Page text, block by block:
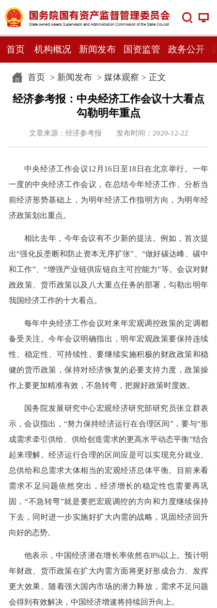
首页 机构概况 新闻发布 国资监管 政务公开
首页> 新闻发布> 媒体观察 > 正文
经济参考报：中央经济工作会议十大看点
勾勒明年重点
文章来源：经济参考报 发布时间：2020-12-22
中央经济工作会议12月16日至18日在北京举行。一年
一度的中央经济工作会议，在总结今年经济工作、分析当
前经济形势基础上，为明年经济工作指明方向，为明年经
济政策划出重点。
相比去年，今年会议有不少新的提法。例如，首次提
出“强化反垄断和防止资本无序扩张”、“做好碳达峰、碳中
和工作”、“增强产业链供应链自主可控能力”等。会议对财
政政策、货币政策以及八大重点任务的部署，勾勒出明年
我国经济工作的十大看点。
每年中央经济工作会议对来年宏观调控政策的定调都
备受关注。今年会议明确指出，明年宏观政策要保持连续
性、稳定性、可持续性。要继续实施积极的财政政策和稳
健的货币政策，保持对经济恢复的必要支持力度，政策操
作上要更加精准有效，不急转弯，把握好政策时度效。
国务院发展研究中心宏观经济研究部研究员张立群表
示，会议指出，“努力保持经济运行在合理区间”，要与“形
成需求牵引供给、供给创造需求的更高水平动态平衡”结合
起来理解。经济运行合理的区间应是可以实现充分就业、
总供给和总需求大体相当的宏观经济总体平衡。目前来看
需求不足问题依然突出，经济增长的稳定性也需要再巩
固，“不急转弯”就是要把宏观调控的方向和力度继续保持
下去，同时进一步实施好扩大内需的战略，巩固经济回升
向好的态势。
他表示，中国经济潜在增长率依然在8%以上。预计明
年财政、货币政策在扩大内需方面将更好形成合力、发挥
更大效果。随着强大国内市场的潜力释放，需求不足问题
会得到有效解决，中国经济增速将持续回升向上。